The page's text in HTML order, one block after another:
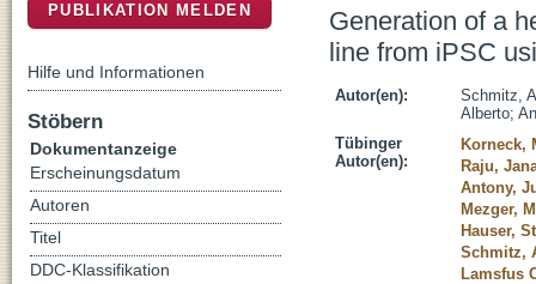
Generation of a
line from iPSC
Autor(en):
Schmitz,
Alberto;
Tübinger
Autor(en):
Korneck,
Raju,
Antony,
Mezger,
Hauser,
Schmitz,
Lamsfus
PUBLIKATION MELDEN
Hilfe und Informationen
Stöbern
Dokumentanzeige
Erscheinungsdatum
Autoren
Titel
DDC-Klassifikation